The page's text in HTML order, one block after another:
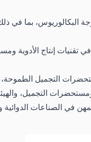
إنتاج الأدوية
التجميل
التجميل،
في الصناعات الدوائية